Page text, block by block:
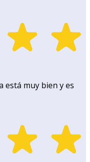
está muy bien y es